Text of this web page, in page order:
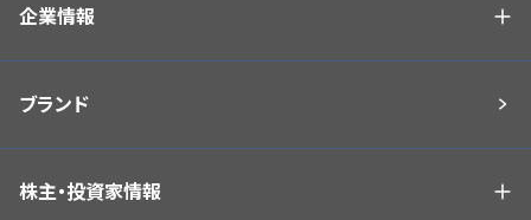
企業情報
ブランド
株主・投資家情報